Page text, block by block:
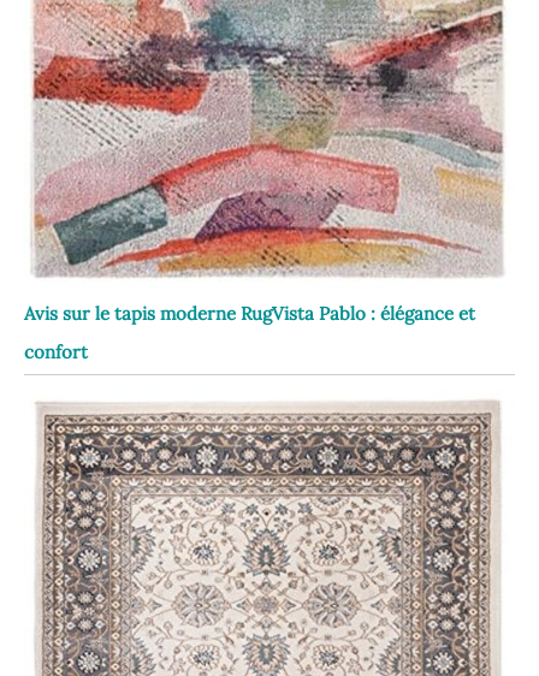
Avis sur le tapis moderne RugVista Pablo : élégance et
confort